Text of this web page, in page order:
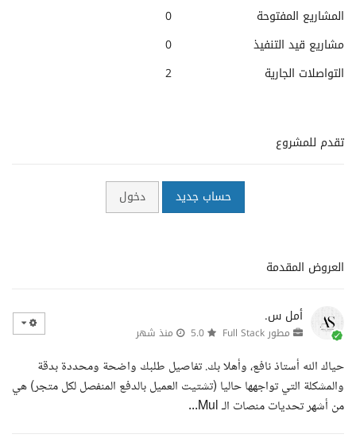
المشاريع المفتوحة
0
مشاريع قيد التنفيذ
0
التواصلات الجارية
2
تقدم للمشروع
حساب جديد دخول
العروض المقدمة
أمل س.
مطور Full Stack منذ شهر
حياك الله أستاذ نافع، وأهلا بك. تفاصيل طلبك واضحة ومحددة بدقة
والمشكلة التي تواجهها حاليا (تشتيت العميل بالدفع المنفصل لكل متجر) هي
من أشهر تحديات منصات الـ Mul...